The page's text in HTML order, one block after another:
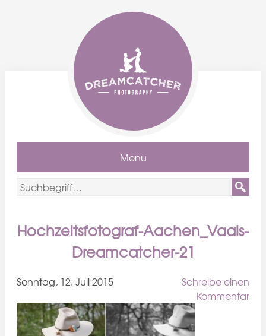
Menu
Hochzeitsfotograf-Aachen_Vaals-
Dreamcatcher-21
Sonntag, 12. Juli 2015
Schreibe einen
Kommentar